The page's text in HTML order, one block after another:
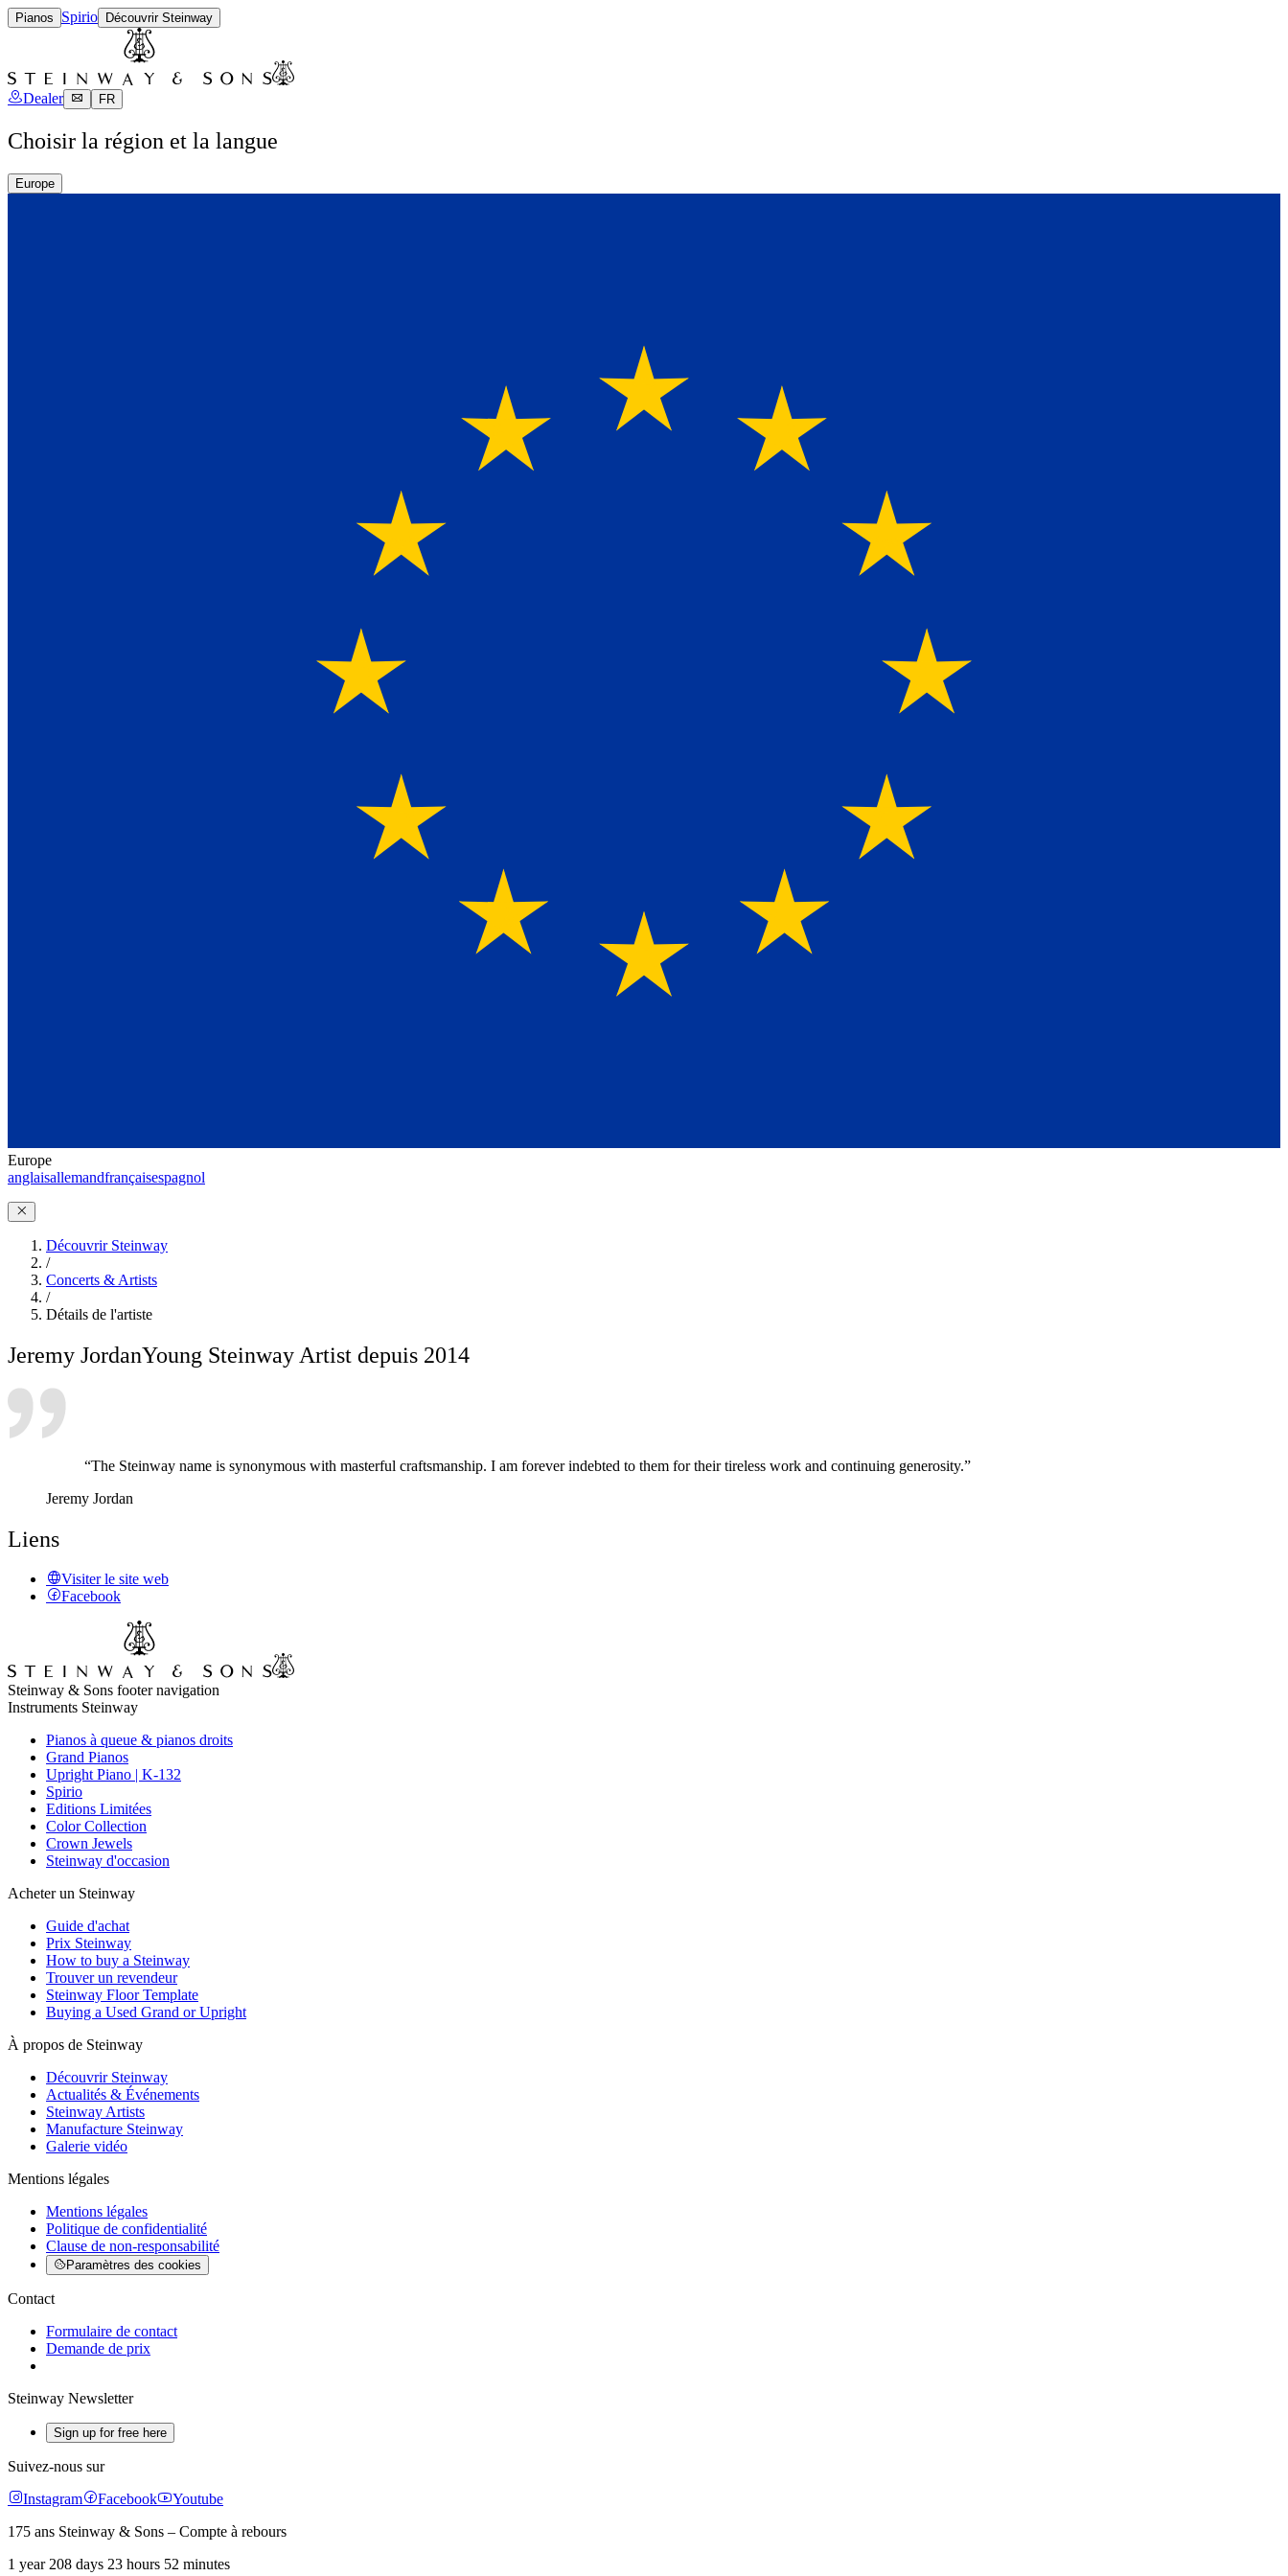
Pianos Spirio Découvrir Steinway
Dealer FR
Choisir la région et la langue
Europe
Europe
anglaisallemandfrançaisespagnol
Découvrir Steinway
/
Concerts & Artists
/
Détails de l'artiste
Jeremy JordanYoung Steinway Artist depuis 2014
“The Steinway name is synonymous with masterful craftsmanship. I am forever indebted to them for their tireless work and continuing generosity.”
Jeremy Jordan
Liens
Visiter le site web
Facebook
Steinway & Sons footer navigation
Instruments Steinway
Pianos à queue & pianos droits
Grand Pianos
Upright Piano | K-132
Spirio
Editions Limitées
Color Collection
Crown Jewels
Steinway d'occasion
Acheter un Steinway
Guide d'achat
Prix Steinway
How to buy a Steinway
Trouver un revendeur
Steinway Floor Template
Buying a Used Grand or Upright
À propos de Steinway
Découvrir Steinway
Actualités & Événements
Steinway Artists
Manufacture Steinway
Galerie vidéo
Mentions légales
Mentions légales
Politique de confidentialité
Clause de non-responsabilité
Paramètres des cookies
Contact
Formulaire de contact
Demande de prix
Steinway Newsletter
Sign up for free here
Suivez-nous sur
Instagram
Facebook
Youtube
175 ans Steinway & Sons – Compte à rebours
1 year 208 days 23 hours 52 minutes